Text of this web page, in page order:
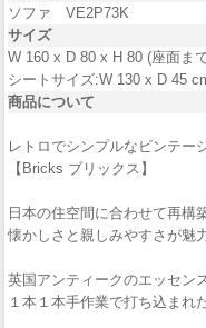
ソファ VE2P73K
サイズ
W 160 x D 80 x H 80 (座面ま
シートサイズ:W 130 x D 45
商品について
レトロでシンプルなビンテー
【Bricks ブリックス】
日本の住空間に合わせて再構
懐かしさと親しみやすさが魅
英国アンティークのエッセン
１本１本手作業で打ち込まれ